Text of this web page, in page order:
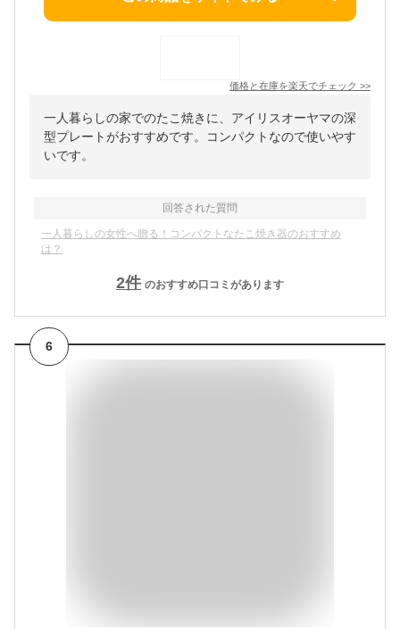
価格と在庫を楽天でチェック >>
一人暮らしの家でのたこ焼きに、アイリスオーヤマの深
型プレートがおすすめです。コンパクトなので使いやす
いです。
回答された質問
一人暮らしの女性へ贈る！コンパクトなたこ焼き器のおすすめ
は？
2件 のおすすめ口コミがあります
6